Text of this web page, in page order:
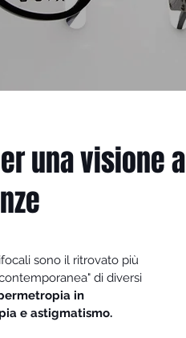
una visione a
sono il ritrovato più
di diversi
in
e astigmatismo.